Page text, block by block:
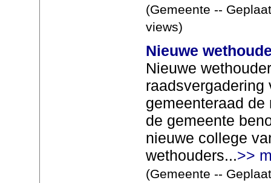
(Gemeente --
views)
Nieuwe
Nieuwe
raadsvergadering
gemeenteraad
de gemeente
nieuwe college
wethouders...>>
(Gemeente --